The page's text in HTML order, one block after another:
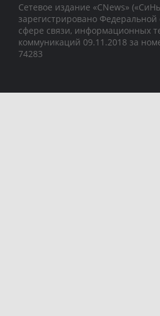
Сетевое издание «CNews»
зарегистрировано
сфере связи, информационных
коммуникаций 09.11.2018 за
74283